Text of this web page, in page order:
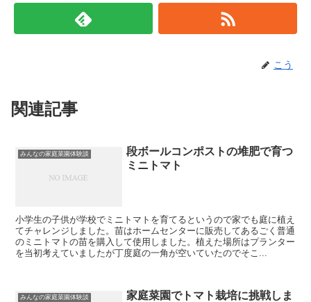
こう
関連記事
みんなの家庭菜園体験談
段ボールコンポストの堆肥で育つ
ミニトマト
小学生の子供が学校でミニトマトを育てるというので家でも庭に植え
てチャレンジしました。苗はホームセンターに販売してあるごく普通
のミニトマトの苗を購入して使用しました。植えた場所はプランター
を当初考えていましたが丁度庭の一角が空いていたのでそこ...
みんなの家庭菜園体験談
家庭菜園でトマト栽培に挑戦しま